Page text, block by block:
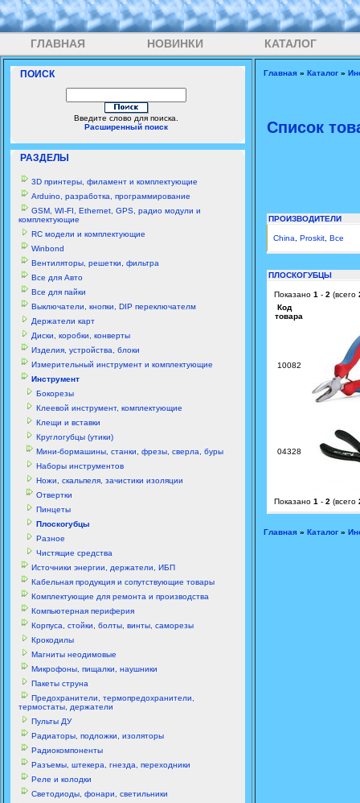
ГЛАВНАЯ НОВИНКИ КАТАЛОГ
ПОИСК
Введите слово для поиска.
Расширенный поиск
РАЗДЕЛЫ
3D принтеры, филамент и комплектующие
Arduino, разработка, программирование
GSM, WI-FI, Ethernet, GPS, радио модули и
комплектующие
RC модели и комплектующие
Winbond
Вентиляторы, решетки, фильтра
Все для Авто
Все для пайки
Выключатели, кнопки, DIP переключателм
Держатели карт
Диски, коробки, конверты
Изделия, устройства, блоки
Измерительный инструмент и комплектующие
Инструмент
Бокорезы
Клеевой инструмент, комплектующие
Клещи и вставки
Круглогубцы (утики)
Мини-бормашины, станки, фрезы, сверла, буры
Наборы инструментов
Ножи, скальпеля, зачистики изоляции
Отвертки
Пинцеты
Плоскогубцы
Разное
Чистящие средства
Источники энергии, держатели, ИБП
Кабельная продукция и сопутствующие товары
Комплектующие для ремонта и производства
Компьютерная периферия
Корпуса, стойки, болты, винты, саморезы
Крокодилы
Магниты неодимовые
Микрофоны, пищалки, наушники
Пакеты струна
Предохранители, термопредохранители,
термостаты, держатели
Пульты ДУ
Радиаторы, подложки, изоляторы
Радиокомпоненты
Разъемы, штекера, гнезда, переходники
Реле и колодки
Светодиоды, фонари, светильники
Главная » Каталог »
Список
ПРОИЗВОДИТЕЛИ
China Proskit Все
ПЛОСКОГУБЦЫ
Показано 1 - 2 (всего
Код
товара
10082
04328
Показано 1 - 2 (всего
Главная » Каталог »